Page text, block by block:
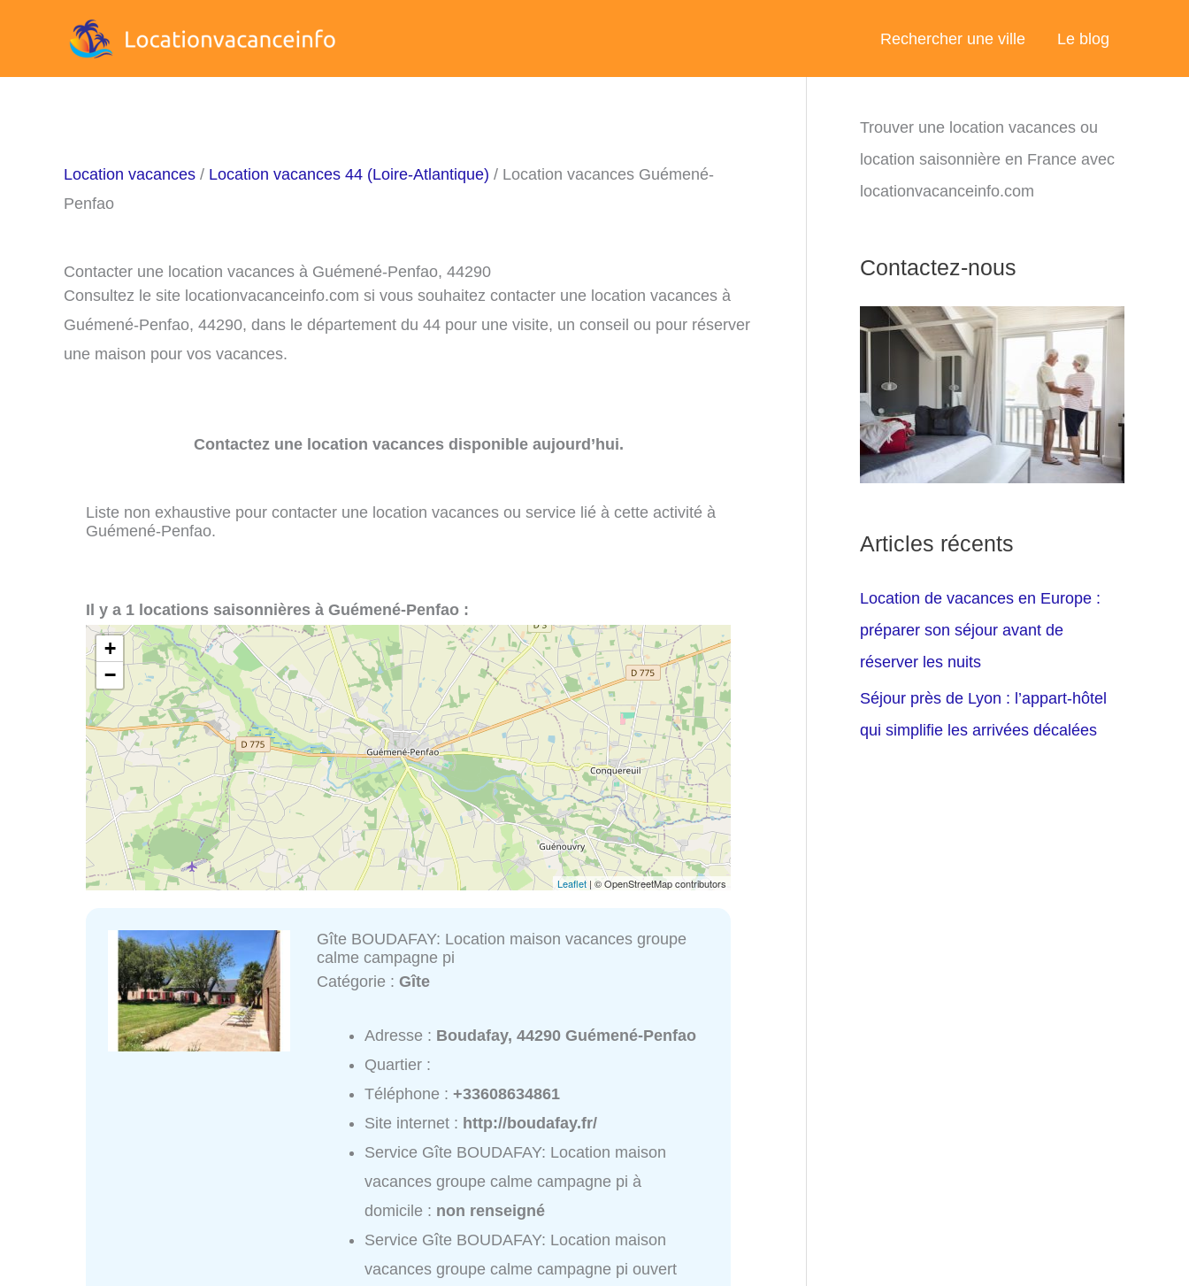
Rechercher une ville Le blog
Location vacances / Location vacances 44 (Loire-Atlantique) / Location vacances Guémené-
Penfao
Contacter une location vacances à Guémené-Penfao, 44290
Consultez le site locationvacanceinfo.com si vous souhaitez contacter une location vacances à
Guémené-Penfao, 44290, dans le département du 44 pour une visite, un conseil ou pour réserver
une maison pour vos vacances.
Contactez une location vacances disponible aujourd’hui.
Liste non exhaustive pour contacter une location vacances ou service lié à cette activité à
Guémené-Penfao.
Il y a 1 locations saisonnières à Guémené-Penfao :
+
−
Leaflet | © OpenStreetMap contributors
Gîte BOUDAFAY: Location maison vacances groupe
calme campagne pi
Catégorie :Gîte
Adresse : Boudafay, 44290 Guémené-Penfao
Quartier :
Téléphone :+33608634861
Site internet : http://boudafay.fr/
Service Gîte BOUDAFAY: Location maison
vacances groupe calme campagne pi à
domicile : non renseigné
Service Gîte BOUDAFAY: Location maison
vacances groupe calme campagne pi ouvert
Trouver une location vacances ou
location saisonnière en France avec
locationvacanceinfo.com
Contactez-nous
Articles récents
Location de vacances en Europe :
préparer son séjour avant de
réserver les nuits
Séjour près de Lyon : l’appart-hôtel
qui simplifie les arrivées décalées